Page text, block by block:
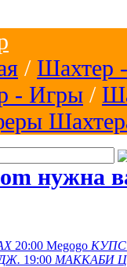
/ Шахтер
- Игры /
нужна
20:00 Megogo КУПС
19:00 МАККАБИ